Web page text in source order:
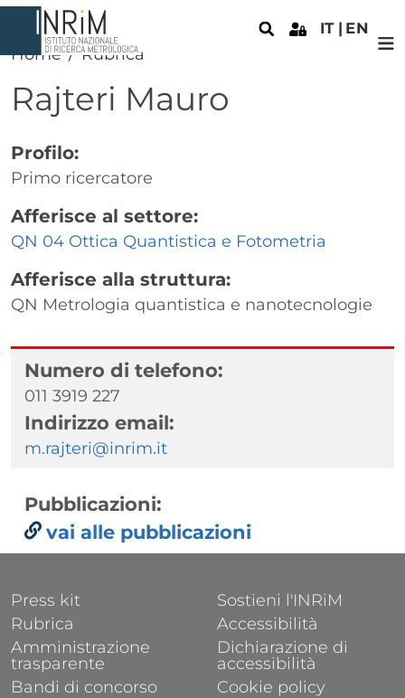
Salta al contenuto principale
IT EN
Home Rubrica
Rajteri Mauro
Profilo:
Primo ricercatore
Afferisce al settore:
QN 04 Ottica Quantistica e Fotometria
Afferisce alla struttura:
QN Metrologia quantistica e nanotecnologie
Numero di telefono:
011 3919 227
Indirizzo email:
m.rajteri@inrim.it
Pubblicazioni:
vai alle pubblicazioni
FOOTER 1
Press kit
Rubrica
Amministrazione
trasparente
Bandi di concorso
FOOTER 2
Sostieni l'INRiM
Accessibilità
Dichiarazione di
accessibilità
Cookie policy